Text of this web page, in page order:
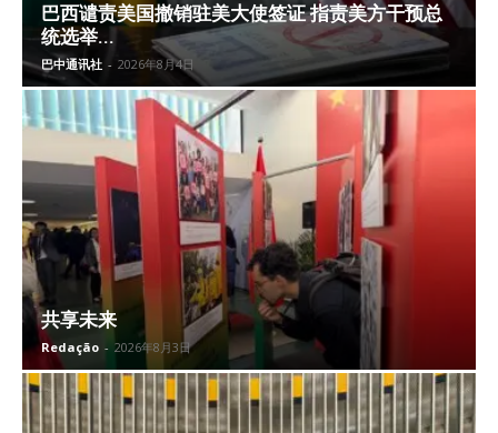
巴西谴责美国撤销驻美大使签证 指责美方干预总
统选举...
巴中通讯社 - 2026年8月4日
共享未来
Redação - 2026年8月3日